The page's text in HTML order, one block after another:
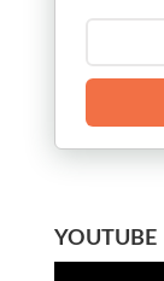
YOUTUBE